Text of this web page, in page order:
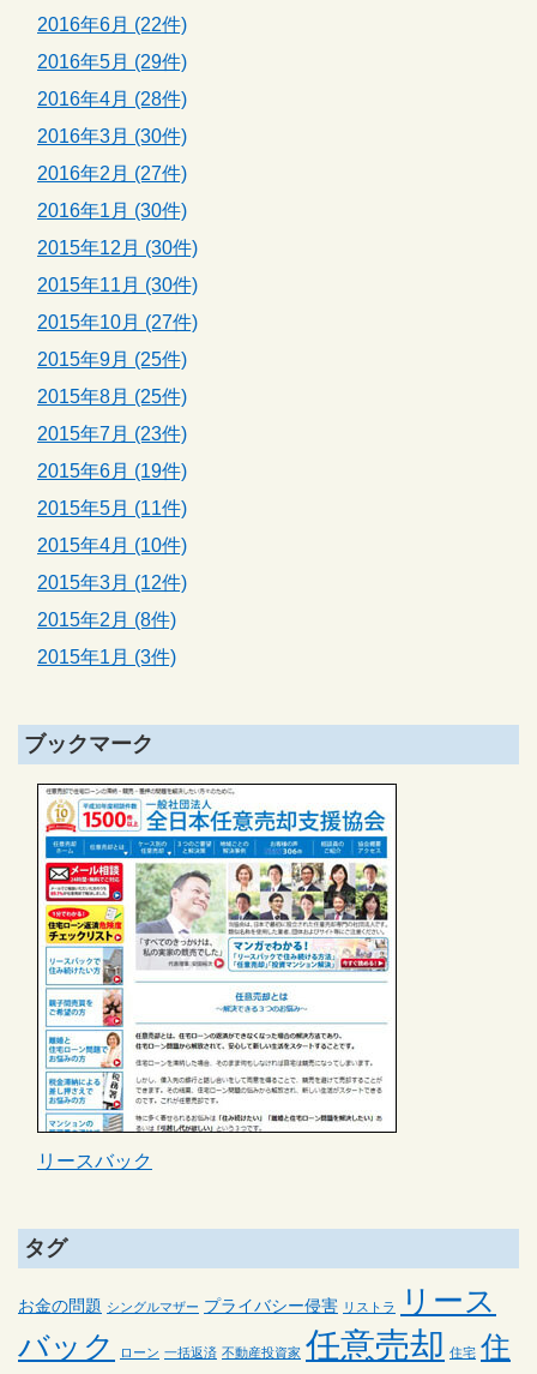
2016年6月 (22件)
2016年5月 (29件)
2016年4月 (28件)
2016年3月 (30件)
2016年2月 (27件)
2016年1月 (30件)
2015年12月 (30件)
2015年11月 (30件)
2015年10月 (27件)
2015年9月 (25件)
2015年8月 (25件)
2015年7月 (23件)
2015年6月 (19件)
2015年5月 (11件)
2015年4月 (10件)
2015年3月 (12件)
2015年2月 (8件)
2015年1月 (3件)
ブックマーク
リースバック
タグ
お金の問題 シングルマザー プライバシー侵害 リストラ
リース
バック
ローン 一括返済 不動産投資家 任意売却 住宅 住